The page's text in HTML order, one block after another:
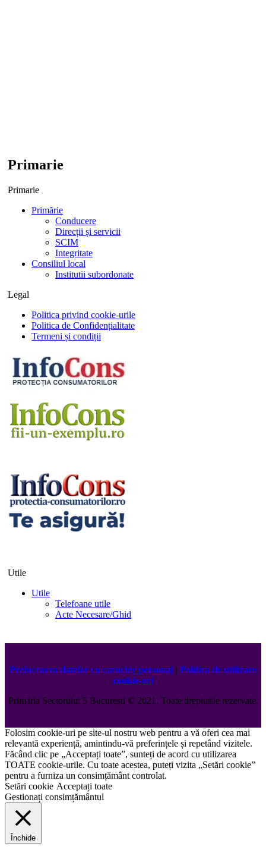
Primarie
Primarie
Primărie
Conducere
Direcții și servicii
SCIM
Integritate
Consiliul local
Institutii subordonate
Legal
Politica privind cookie-urile
Politica de Confidențialitate
Termeni și condiții
Utile
Utile
Telefoane utile
Acte Necesare/Ghid
Prelucrarea datelor cu caracter personal | Politica de utilizare
cookie-uri
Primăria Sectorului 5 București ©️2021. Toate drepturile rezervate.
Folosim cookie-uri pe site-ul nostru web pentru a vă oferi cea mai
relevantă experiență, amintindu-vă preferințele și repetând vizitele.
Făcând clic pe „Acceptați toate”, sunteți de acord cu utilizarea
TOATE cookie-urile. Cu toate acestea, puteți vizita „Setări cookie”
pentru a furniza un consimțământ controlat.
Setări cookie Acceptați toate
Gestionați consimțământul
Închide